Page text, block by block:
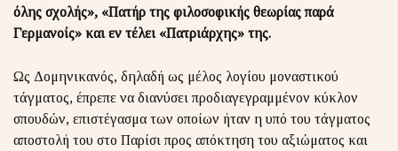
όλης σχολής», «Πατήρ της φιλοσοφικής θεωρίας παρά
Γερμανοίς» και εν τέλει «Πατριάρχης» της.
Ως Δομηνικανός, δηλαδή ως μέλος λογίου μοναστικού
τάγματος, έπρεπε να διανύσει προδιαγεγραμμένον κύκλον
σπουδών, επιστέγασμα των οποίων ήταν η υπό του τάγματος
αποστολή του στο Παρίσι προς απόκτηση του αξιώματος και